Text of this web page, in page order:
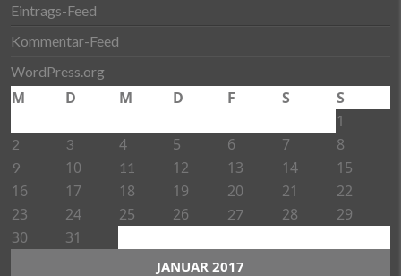
Eintrags-Feed
Kommentar-Feed
WordPress.org
JANUAR 2017
M D M D F S
S
1
2 3 4 5 6 7 8
9 10 11 12 13 14
15
16
17 18 19 20 21
22
23
24 25 26 27 28
29
30
31